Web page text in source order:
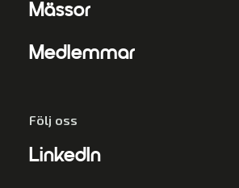
Mässor
Medlemmar
Följ oss
LinkedIn